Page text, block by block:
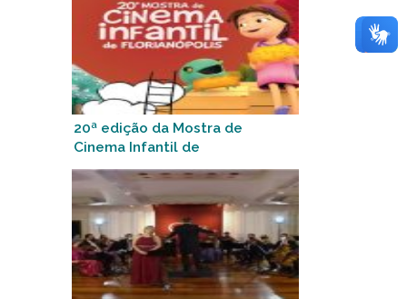
20ª edição da Mostra de
Cinema Infantil de
Florianópolis será de 16 a 31
de outubro